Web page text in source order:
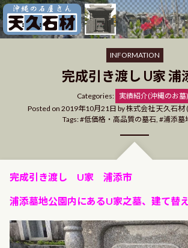
Skip
to
content
INFORMATION
完成引き渡し U家 浦
Categories: Categories
実績紹介(沖縄のお墓)
Posted on 2019年10月21日 by株式会社 天久石材
Tags: 低価格・高品質の墓石, 浦添墓
完成引き渡し U家 浦添市
浦添墓地公園内にあるU家之墓、建て替